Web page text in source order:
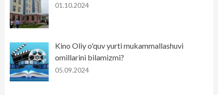
01.10.2024
Kino Oliy o'quv yurti mukammallashuvi
omillarini bilamizmi?
05.09.2024